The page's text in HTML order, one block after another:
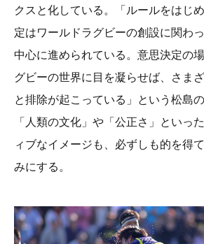
クスと化している。「ルールをはじ
定はワールドラグビーの創設に関わ
中心に進められている。意思決定の
グビーの世界に目を凝らせば、さま
と排除が起こっている」という松島
「人類の文化」や「公正さ」といっ
ィブなイメージも、必ずしも的を得
みにする。